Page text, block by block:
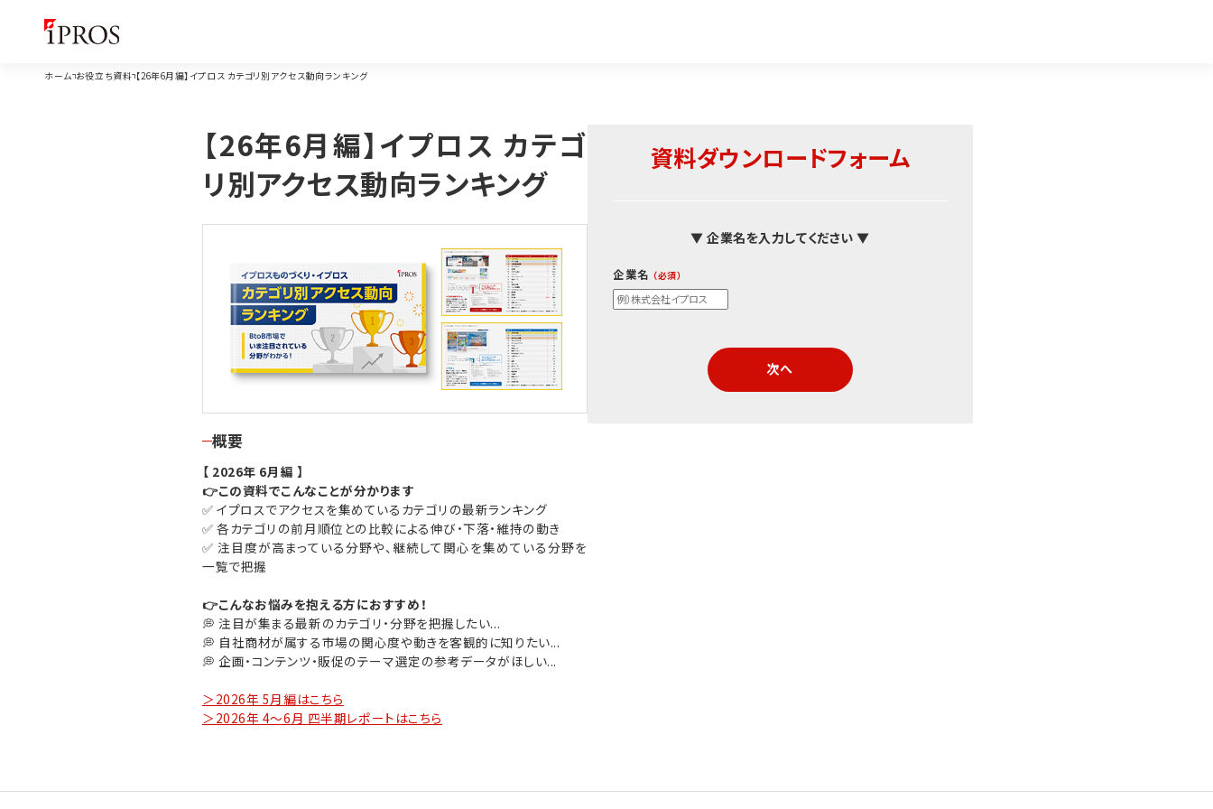
ホーム お役立ち資料 【26年6月編】イプロス カテゴリ別アクセス動向ランキング
【26年6月編】イプロス カテゴ
リ別アクセス動向ランキング
概要
【 2026年 6月編 】
👉この資料でこんなことが分かります
✅​ イプロスでアクセスを集めているカテゴリの最新ランキング
✅​ 各カテゴリの前月順位との比較による伸び・下落・維持の動き
✅​ 注目度が高まっている分野や、継続して関心を集めている分野を
一覧で把握
👉こんなお悩みを抱える方におすすめ！
💭​ 注目が集まる最新のカテゴリ・分野を把握したい...
💭​ 自社商材が属する市場の関心度や動きを客観的に知りたい...
💭​ 企画・コンテンツ・販促のテーマ選定の参考データがほしい...
＞2026年 5月編はこちら
＞2026年 4～6月 四半期レポートはこちら
資料ダウンロードフォーム
▼ 企業名を入力してください ▼
企業名
次へ